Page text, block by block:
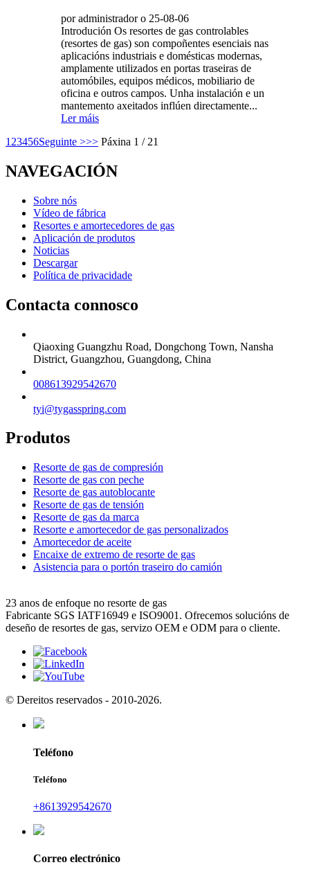
por administrador o 25-08-06
Introdución Os resortes de gas controlables
(resortes de gas) son compoñentes esenciais nas
aplicacións industriais e domésticas modernas,
amplamente utilizados en portas traseiras de
automóbiles, equipos médicos, mobiliario de
oficina e outros campos. Unha instalación e un
mantemento axeitados inflúen directamente...
Ler máis
1 23456Seguinte >>> Páxina 1 / 21
NAVEGACIÓN
Sobre nós
Vídeo de fábrica
Resortes e amortecedores de gas
Aplicación de produtos
Noticias
Descargar
Política de privacidade
Contacta connosco
Qiaoxing Guangzhu Road, Dongchong Town, Nansha
District, Guangzhou, Guangdong, China
008613929542670
tyi@tygasspring.com
Produtos
Resorte de gas de compresión
Resorte de gas con peche
Resorte de gas autoblocante
Resorte de gas de tensión
Resorte de gas da marca
Resorte e amortecedor de gas personalizados
Amortecedor de aceite
Encaixe de extremo de resorte de gas
Asistencia para o portón traseiro do camión
23 anos de enfoque no resorte de gas
Fabricante SGS IATF16949 e ISO9001. Ofrecemos solucións de
deseño de resortes de gas, servizo OEM e ODM para o cliente.
© Dereitos reservados - 2010-2026.
Teléfono
Teléfono
+8613929542670
Correo electrónico